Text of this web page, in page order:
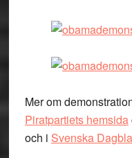
Mer om
Piratpartiets hemsida
och i Svenska